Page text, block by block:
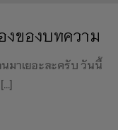
งของบทความ
มาเยอะละครับ วันนี้